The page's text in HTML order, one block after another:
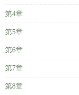
第4章
第5章
第6章
第7章
第8章